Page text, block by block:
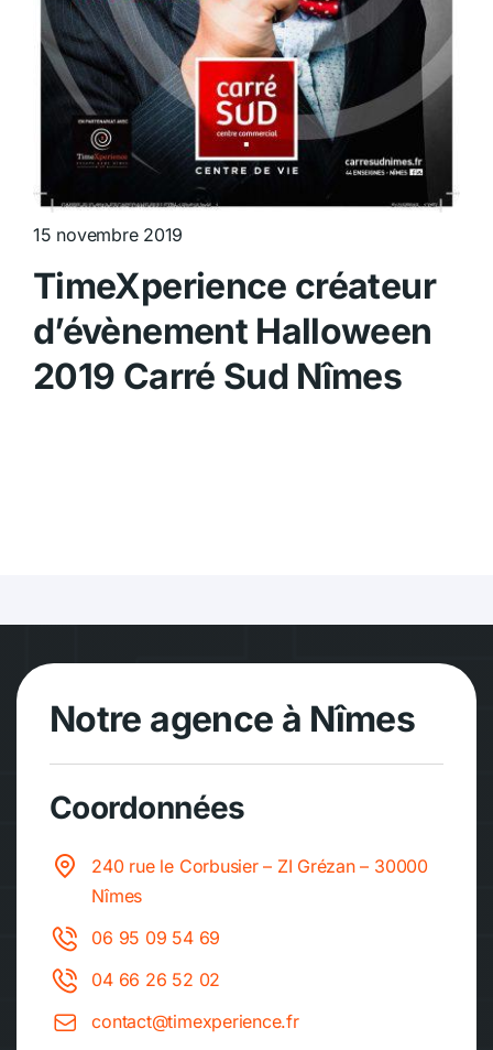
15 novembre 2019
TimeXperience créateur
d’évènement Halloween
2019 Carré Sud Nîmes
Notre agence à Nîmes
Coordonnées
240 rue le Corbusier – ZI Grézan – 30000
Nîmes
06 95 09 54 69
04 66 26 52 02
contact@timexperience.fr